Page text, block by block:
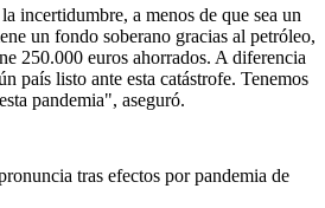
incertidumbre, a menos de que sea un
un fondo soberano gracias al petróleo,
250.000 euros ahorrados. A diferencia
país listo ante esta catástrofe. Tenemos
pandemia", aseguró.
tras efectos por pandemia de